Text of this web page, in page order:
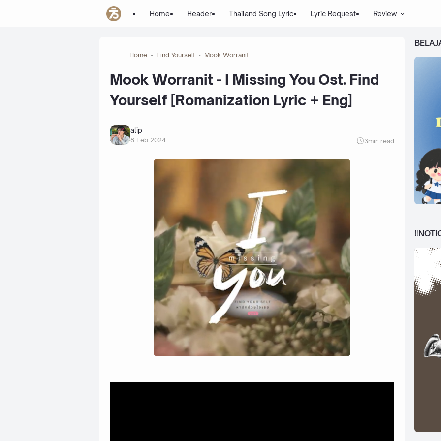
Home Header Thailand Song Lyric Lyric Request Review
Home Find Yourself Mook Worranit
Mook Worranit - I Missing You Ost. Find
Yourself [Romanization Lyric + Eng]
alip
8 Feb 2024 3min read